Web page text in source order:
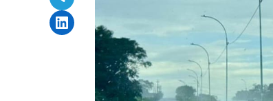
Share on LinkedIn